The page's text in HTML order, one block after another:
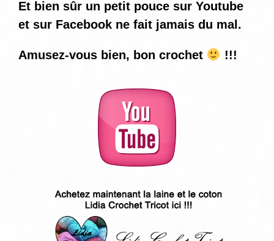
Et bien sûr un petit pouce sur Youtube
et sur Facebook ne fait jamais du mal.
Amusez-vous bien, bon crochet !!!